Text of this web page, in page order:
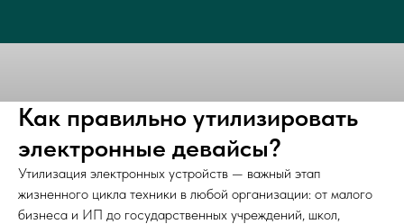
Как правильно утилизировать
электронные девайсы?
Утилизация электронных устройств — важный этап
жизненного цикла техники в любой организации: от малого
бизнеса и ИП до государственных учреждений, школ,